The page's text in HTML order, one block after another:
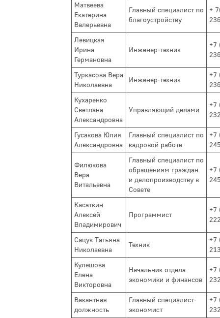
Матвеева
Екатерина
Валерьевна
Главный специалист по
благоустройству
+
Левицкая
Ирина
Германовна
Инженер-техник
+7
Туркасова Вера
Николаевна
Инженер-техник
+7
Кухаренко
Светлана
Александровна
Управляющий делами
+7
Гусакова Юлия
Александровна
Главный специалист по
кадровой работе
+7
Филюкова
Вера
Витальевна
Главный специалист по
обращениям граждан
и делопроизводству в
Совете
+7
Касаткин
Алексей
Владимирович
Программист
+7
Сацук Татьяна
Николаевна
Техник
+7
Кулешова
Елена
Викторовна
Начальник отдела
экономики и финансов
+7
Вакантная
должность
Главный специалист-
экономист
+7